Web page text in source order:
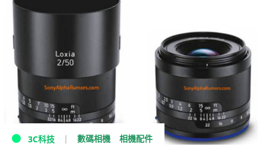
3C科技 數碼相機 相機配件